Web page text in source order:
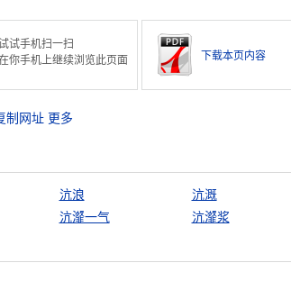
试手机扫一扫
你手机上继续浏览此页面
下载本页内容
制网址 更多
沆浪 沆溉
沆瀣一气 沆瀣浆